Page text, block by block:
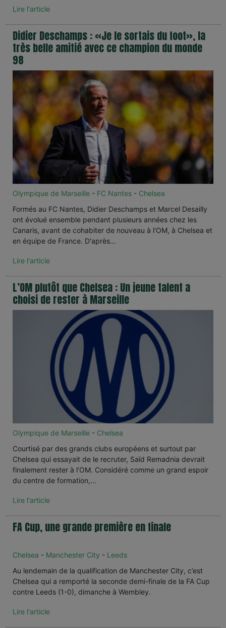
Lire l'article
Didier Deschamps : «Je le sortais du foot», la
très belle amitié avec ce champion du monde
98
Olympique de Marseille - FC Nantes - Chelsea
Formés au FC Nantes, Didier Deschamps et Marcel Desailly
ont évolué ensemble pendant plusieurs années chez les
Canaris, avant de cohabiter de nouveau à l'OM, à Chelsea et
en équipe de France. D'après…
Lire l'article
L’OM plutôt que Chelsea : Un jeune talent a
choisi de rester à Marseille
Olympique de Marseille - Chelsea
Courtisé par des grands clubs européens et surtout par
Chelsea qui essayait de le recruter, Saïd Remadnia devrait
finalement rester à l’OM. Considéré comme un grand espoir
du centre de formation,…
Lire l'article
FA Cup, une grande première en finale
Chelsea - Manchester City - Leeds
Au lendemain de la qualification de Manchester City, c’est
Chelsea qui a remporté la seconde demi-finale de la FA Cup
contre Leeds (1-0), dimanche à Wembley.
Lire l'article